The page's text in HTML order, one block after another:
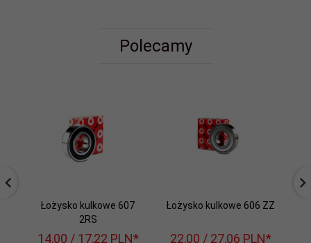
Polecamy
Łożysko kulkowe 607
2RS
14,00 / 17,22 PLN*
Łożysko kulkowe 606 ZZ
22,00 / 27,06 PLN*